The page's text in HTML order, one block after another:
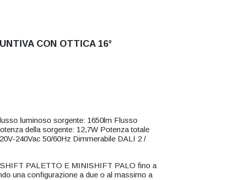
CON OTTICA 16°
luminoso sorgente: 1650lm Flusso
della sorgente: 12,7W Potenza totale
240Vac 50/60Hz Dimmerabile DALI 2 /
PALETTO E MINISHIFT PALO fino a
una configurazione a due o al massimo a